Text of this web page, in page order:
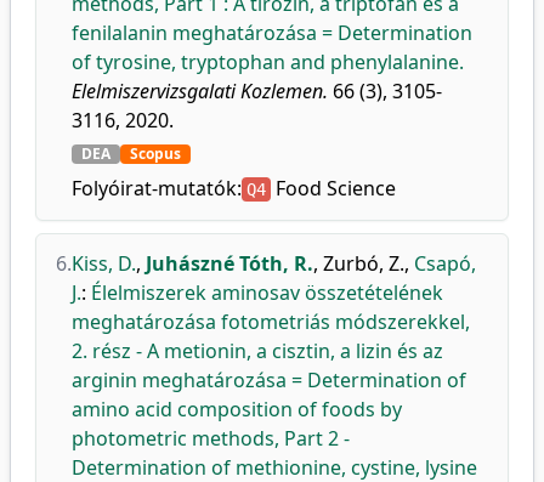
fenilalanin meghatározása = Determination
of tyrosine, tryptophan and phenylalanine.
Elelmiszervizsgalati Kozlemen. 66 (3), 3105-
3116, 2020.
DEA Scopus
Folyóirat-mutatók: Q4 Food Science
6.Kiss, D., Juhászné Tóth, R., Zurbó, Z., Csapó,
J.: Élelmiszerek aminosav összetételének
meghatározása fotometriás módszerekkel,
2. rész - A metionin, a cisztin, a lizin és az
arginin meghatározása = Determination of
amino acid composition of foods by
photometric methods, Part 2 -
Determination of methionine, cystine, lysine